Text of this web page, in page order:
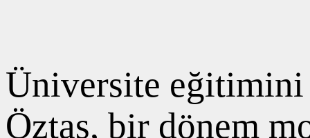
Üniversite eğitimini
Öztaş, bir dönem